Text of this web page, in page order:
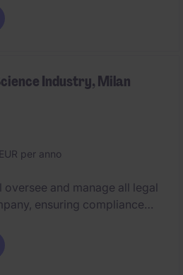
Industry, Milan
per anno
oversee and manage all legal
ensuring compliance
in the Life Science
position in Milan.